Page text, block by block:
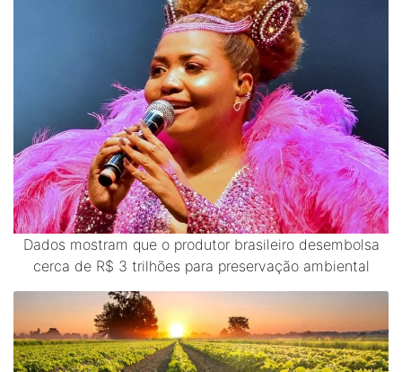
Dados mostram que o produtor brasileiro desembolsa
cerca de R$ 3 trilhões para preservação ambiental